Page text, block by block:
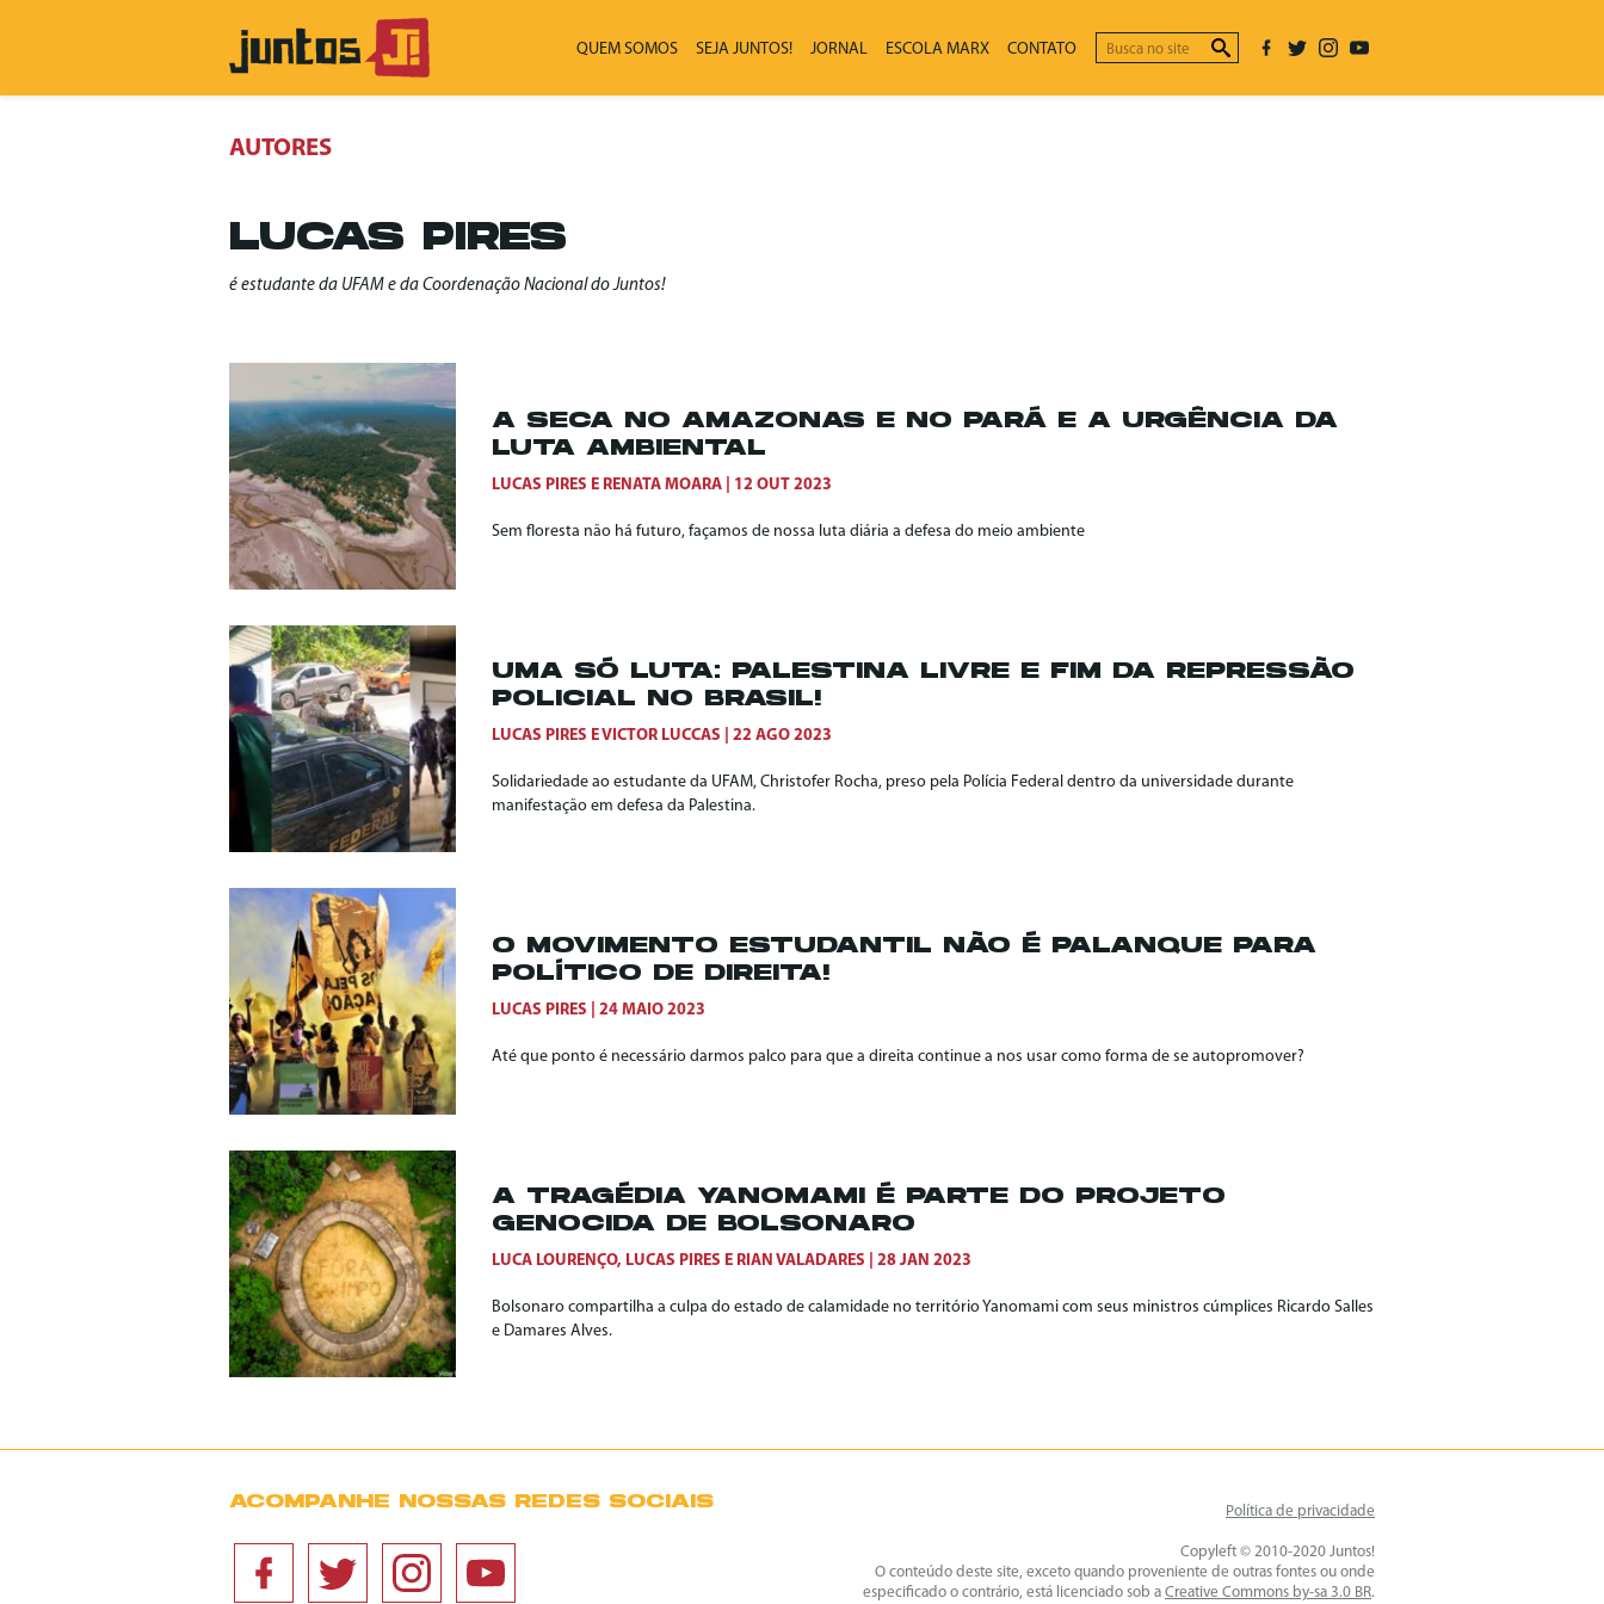
QUEM SOMOS SEJA JUNTOS! JORNAL ESCOLA MARX CONTATO
AUTORES
LUCAS PIRES
é estudante da UFAM e da Coordenação Nacional do Juntos!
A SECA NO AMAZONAS E NO PARÁ E A URGÊNCIA DA
LUTA AMBIENTAL
LUCAS PIRES E RENATA MOARA 12 OUT 2023
Sem floresta não há futuro, façamos de nossa luta diária a defesa do meio ambiente
UMA SÓ LUTA: PALESTINA LIVRE E FIM DA REPRESSÃO
POLICIAL NO BRASIL!
LUCAS PIRES EVICTOR LUCCAS 22 AGO 2023
Solidariedade ao estudante da UFAM, Christofer Rocha, preso pela Polícia Federal dentro da universidade durante
manifestação em defesa da Palestina.
O MOVIMENTO ESTUDANTIL NÃO É PALANQUE PARA
POLÍTICO DE DIREITA!
LUCAS PIRES 24 MAIO 2023
Até que ponto é necessário darmos palco para que a direita continue a nos usar como forma de se autopromover?
A TRAGÉDIA YANOMAMI É PARTE DO PROJETO
GENOCIDA DE BOLSONARO
LUCA LOURENÇO, LUCAS PIRES E RIAN VALADARES 28 JAN 2023
Bolsonaro compartilha a culpa do estado de calamidade no território Yanomami com seus ministros cúmplices Ricardo Salles
e Damares Alves.
ACOMPANHE NOSSAS REDES SOCIAIS Política de privacidade
Copyleft © 2010-2020 Juntos!
O conteúdo deste site, exceto quando proveniente de outras fontes ou onde
especificado o contrário, está licenciado sob a Creative Commons by-sa 3.0 BR.